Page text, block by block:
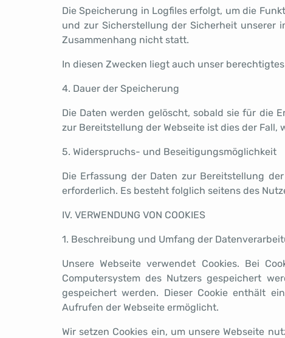
Die Speicherung in Logfiles erfolgt, um die
und zur Sicherstellung der Sicherheit unserer
Zusammenhang nicht statt.
In diesen Zwecken liegt auch unser
4. Dauer der Speicherung
Die Daten werden gelöscht, sobald sie für die
zur Bereitstellung der Webseite ist dies der
5. Widerspruchs- und Beseitigungsmöglichkeit
Die Erfassung der Daten zur Bereitstellung
erforderlich. Es besteht folglich seitens des
IV. VERWENDUNG VON COOKIES
1. Beschreibung und Umfang der
Unsere Webseite verwendet Cookies. Bei
Computersystem des Nutzers gespeichert
gespeichert werden. Dieser Cookie enthält
Aufrufen der Webseite ermöglicht.
Wir setzen Cookies ein, um unsere Webseite